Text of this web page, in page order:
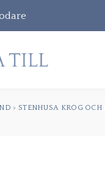
> STENHUSA KROG